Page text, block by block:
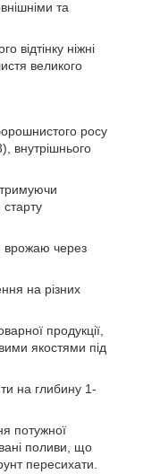
та
відтінку ніжні
великого
росу
внутрішнього
врожаю через
на різних
продукції,
якостями під
на глибину 1-
потужної
поливи, що
пересихати.